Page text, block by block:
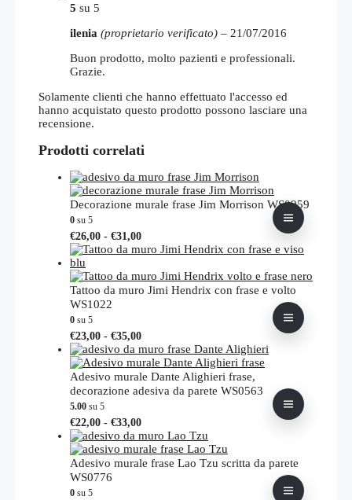
5 su 5
ilenia (proprietario verificato) – 21/07/2016
Buon prodotto, molto pazienti e professionali.
Grazie.
Solamente clienti che hanno effettuato l'accesso ed
hanno acquistato questo prodotto possono lasciare una
recensione.
Prodotti correlati
Decorazione murale frase Jim Morrison WS0959
0 su 5
€26,00 - €31,00Fascia
di
da
€26,00
a
Questo
prodotto
più
varianti.
essere
scelte
nella
pagina
del
Tattoo da muro Jimi Hendrix con frase e volto
WS1022
0 su 5
€23,00 - €35,00Fascia
di
prezzo:
da
€23,00
a
Questo
prodotto
ha
più
varianti.
possono
essere
scelte
nella
Adesivo murale Dante Alighieri frase,
decorazione adesiva da parete WS0563
5.00 su 5
€22,00 - €33,00Fascia
di
prezzo:
da
Questo
prodotto
ha
più
Adesivo murale frase Lao Tzu scritta da parete
WS0776
0 su 5